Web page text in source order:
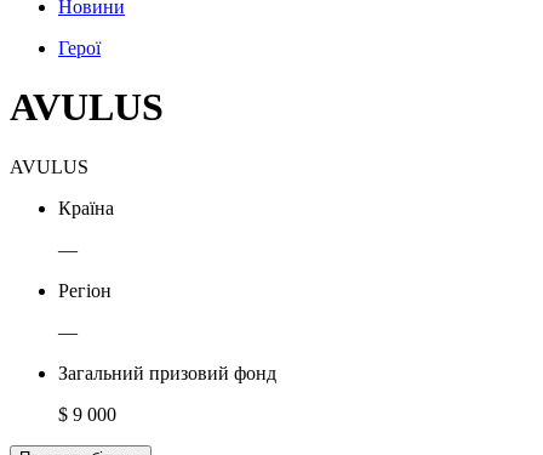
Новини
Герої
AVULUS
AVULUS
Країна
—
Регіон
—
Загальний призовий фонд
$ 9 000